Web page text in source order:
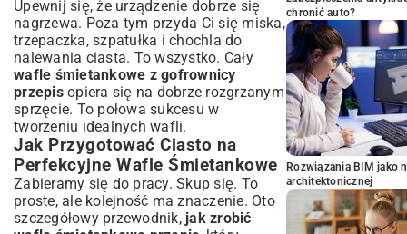
Upewnij się, że urządzenie dobrze się
nagrzewa. Poza tym przyda Ci się miska,
trzepaczka, szpatułka i chochla do
nalewania ciasta. To wszystko. Cały
wafle śmietankowe z gofrownicy
przepisopiera się na dobrze rozgrzanym
sprzęcie. To połowa sukcesu w
tworzeniu idealnych wafli.
Jak Przygotować Ciasto na
Perfekcyjne Wafle Śmietankowe
Zabieramy się do pracy. Skup się. To
proste, ale kolejność ma znaczenie. Oto
szczegółowy przewodnik, jak zrobić
chronić auto?
Rozwiązania BIM jako
architektonicznej